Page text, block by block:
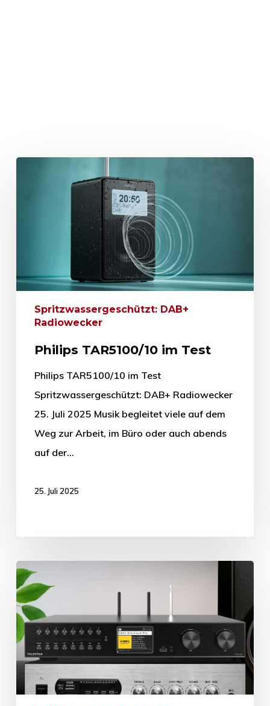
Spritzwassergeschützt: DAB+
Radiowecker
Philips TAR5100/10 im Test
Philips TAR5100/10 im Test
Spritzwassergeschützt: DAB+ Radiowecker
25. Juli 2025 Musik begleitet viele auf dem
Weg zur Arbeit, im Büro oder auch abends
auf der…
25. Juli 2025